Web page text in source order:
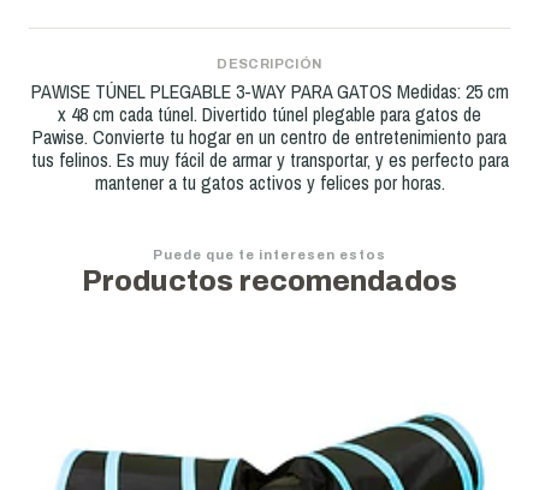
DESCRIPCIÓN
PAWISE TÚNEL PLEGABLE 3-WAY PARA GATOS Medidas: 25 cm
x 48 cm cada túnel. Divertido túnel plegable para gatos de
Pawise. Convierte tu hogar en un centro de entretenimiento para
tus felinos. Es muy fácil de armar y transportar, y es perfecto para
mantener a tu gatos activos y felices por horas.
Puede que te interesen estos
Productos recomendados